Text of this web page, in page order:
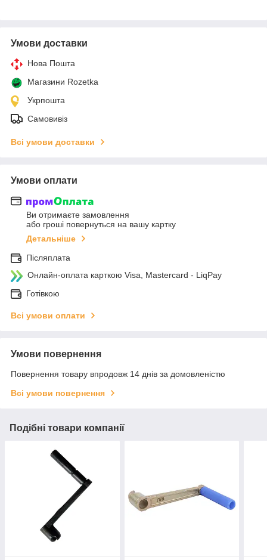
Умови доставки
Нова Пошта
Магазини Rozetka
Укрпошта
Самовивіз
Всі умови доставки
Умови оплати
Ви отримаєте замовлення
або гроші повернуться на вашу картку
Детальніше
Післяплата
Онлайн-оплата карткою Visa, Mastercard - LiqPay
Готівкою
Всі умови оплати
Умови повернення
Повернення товару впродовж 14 днів за домовленістю
Всі умови повернення
Подібні товари компанії